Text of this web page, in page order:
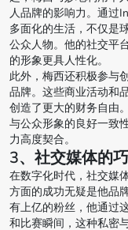
人品牌的影响力。通过
多面化的生活，不仅是
公众人物。他的社交平
的形象更具人性化。
此外，梅西还积极参与
品牌。这些商业活动和
创造了更大的财务自由
与公众形象的良好一致
力高度契合。
3、社交媒体的
在数字化时代，社交媒
方面的成功无疑是他品
有上亿的粉丝，他通过
和比赛瞬间，这种私密